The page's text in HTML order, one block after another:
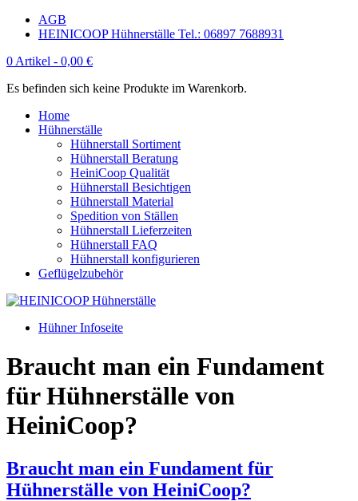
AGB
HEINICOOP Hühnerställe Tel.: 06897 7688931
0 Artikel - 0,00 €
Es befinden sich keine Produkte im Warenkorb.
Home
Hühnerställe
Hühnerstall Sortiment
Hühnerstall Beratung
HeiniCoop Qualität
Hühnerstall Besichtigen
Hühnerstall Material
Spedition von Ställen
Hühnerstall Lieferzeiten
Hühnerstall FAQ
Hühnerstall konfigurieren
Geflügelzubehör
Hühner Infoseite
Braucht man ein Fundament
für Hühnerställe von
HeiniCoop?
Braucht man ein Fundament für
Hühnerställe von HeiniCoop?